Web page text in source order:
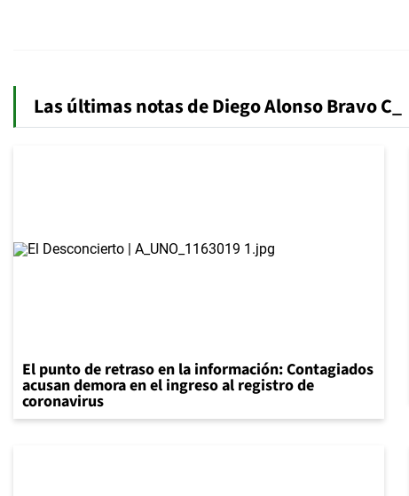
Las últimas notas de Diego Alonso Bravo C_
El punto de retraso en la información: Contagiados
acusan demora en el ingreso al registro de
coronavirus